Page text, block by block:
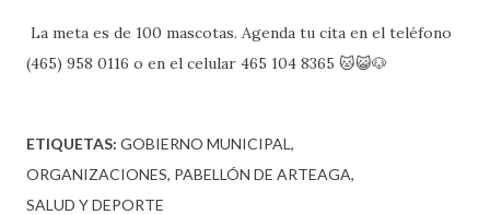
La meta es de 100 mascotas. Agenda tu cita en el teléfono
(465) 958 0116 o en el celular 465 104 8365 🐱😺🐶
ETIQUETAS: GOBIERNO MUNICIPAL
ORGANIZACIONES PABELLÓN DE ARTEAGA
SALUD Y DEPORTE